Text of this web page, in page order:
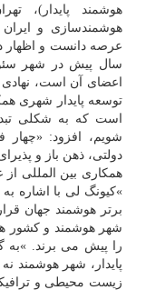
هوشمند پایدار)،
هوشمندسازی و
سال پیش در شهر
اعضای آن است،
توسعه پایدار شهری
است كه به شكلی
شویم، افزود:
دولتی، ذهن باز و
همكاری بین المللی
را پیش می برند. »به
پایدار، شهر هوشمند
زیست محیطی و